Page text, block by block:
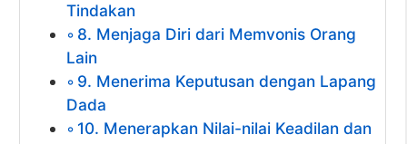
Tindakan
8. Menjaga Diri dari Memvonis Orang
Lain
9. Menerima Keputusan dengan Lapang
Dada
10. Menerapkan Nilai-nilai Keadilan dan